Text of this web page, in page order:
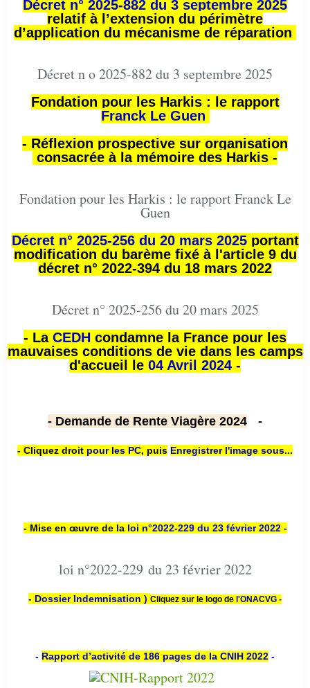
Décret n° 2025-882 du 3 septembre 2025
relatif à l’extension du périmètre
d’application du mécanisme de réparation
Décret n o 2025-882 du 3 septembre 2025
Fondation pour les Harkis : le rapport
Franck Le Guen
- Réflexion prospective sur organisation
consacrée à la mémoire des Harkis -
Fondation pour les Harkis : le rapport Franck Le
Guen
Décret n° 2025-256 du 20 mars 2025portant
modification du barème fixé à l'article 9 du
décret n° 2022-394 du 18 mars 2022
Décret n° 2025-256 du 20 mars 2025
- La CEDH condamne la France pour les
mauvaises conditions de vie dans les camps
d'accueil le 04 Avril 2024 -
- Demande de Rente Viagère 2024 -
- Cliquez droit pour les PC, puis Enregistrer l'image sous...
- Mise en œuvre de la loi n°2022-229 du 23 février 2022 -
loi n°2022-229 du 23 février 2022
- Dossier Indemnisation ) Cliquez sur le logo de l'ONACVG -
- Rapport d’activité de 186 pages de la CNIH 2022 -